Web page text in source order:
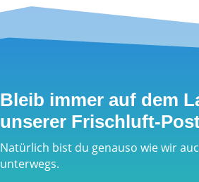
Bleib immer auf dem
unserer Frischluft-
Natürlich bist du genauso wie wir
unterwegs.